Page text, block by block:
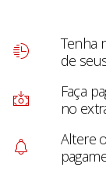
Tenha
de
Faça
no
Altere